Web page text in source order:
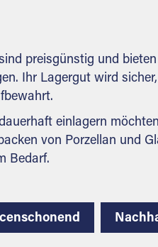
preisgünstig und
Ihr Lagergut wird
einlagern
von Porzellan und
Bedarf.